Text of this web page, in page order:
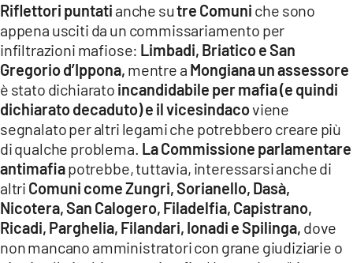
Riflettori puntati anche sutre Comuni che sono
appena usciti da un commissariamento per
infiltrazioni mafiose: Limbadi, Briatico e San
Gregorio d’Ippona, mentre a Mongiana un assessore
è stato dichiarato incandidabile per mafia (e quindi
dichiarato decaduto) e il vicesindacoviene
segnalato per altri legami che potrebbero creare più
di qualche problema. La Commissione parlamentare
antimafiapotrebbe, tuttavia, interessarsi anche di
altri Comuni come Zungri, Sorianello, Dasà,
Nicotera, San Calogero, Filadelfia, Capistrano,
Ricadi, Parghelia, Filandari, Ionadi e Spilinga, dove
non mancano amministratori con grane giudiziarie o